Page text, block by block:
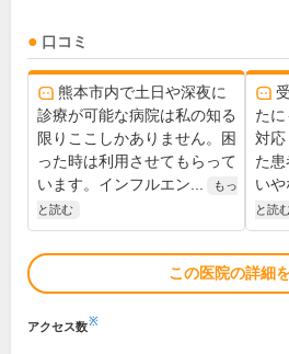
口コミ
熊本市内で土日や深夜に
診療が可能な病院は私の知る
限りここしかありません。困
った時は利用させてもらって
います。インフルエン...
もっ
と読む
た
対応
た
いや
と読
この医院の詳細
アクセス数※